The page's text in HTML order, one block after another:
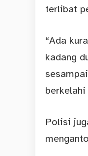
terlibat
“Ada
kadang
berkelahi
Polisi